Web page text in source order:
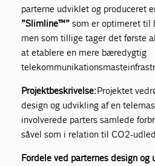
parterne udviklet og produceret
”Slimline™” som er optimeret til
men som tillige tager det første
at etablere en mere bæredygtig
Projektbeskrivelse:Projektet
design og udvikling af en
involverede parters samlede
såvel som i relation til CO2-
Fordele ved parternes design